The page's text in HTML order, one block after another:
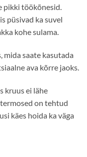
pikki töökõnesid.
püsivad ka suvel
kohe sulama.
mida saate kasutada
ava kõrre jaoks.
kruus ei lähe
on tehtud
käes hoida ka väga